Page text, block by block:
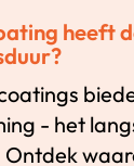
heeft
- het